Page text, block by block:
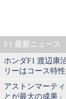
F1 最新ニュース
ホンダF1 渡辺康
リーはコース特性
アストンマーテ
とが最大の成果」